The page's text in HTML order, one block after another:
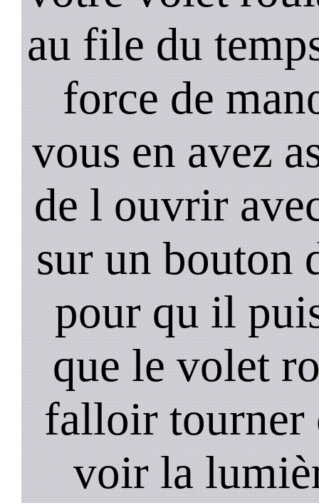
au file du
force de
vous en avez
de l ouvrir
sur un bouton
pour qu il
que le volet
falloir tourner
voir la